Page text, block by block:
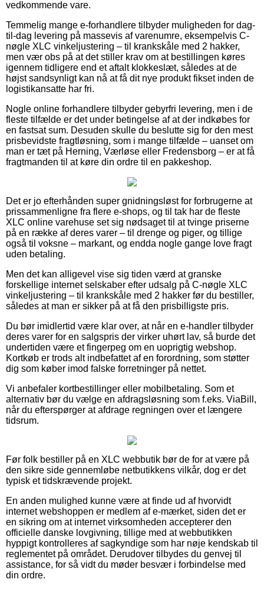
vedkommende vare.
Temmelig mange e-forhandlere tilbyder muligheden for dag-
til-dag levering på massevis af varenumre, eksempelvis C-
nøgle XLC vinkeljustering – til krankskåle med 2 hakker,
men vær obs på at det stiller krav om at bestillingen køres
igennem tidligere end et aftalt klokkeslæt, således at de
højst sandsynligt kan nå at få dit nye produkt fikset inden de
logistikansatte har fri.
Nogle online forhandlere tilbyder gebyrfri levering, men i de
fleste tilfælde er det under betingelse af at der indkøbes for
en fastsat sum. Desuden skulle du beslutte sig for den mest
prisbevidste fragtløsning, som i mange tilfælde – uanset om
man er tæt på Herning, Værløse eller Fredensborg – er at få
fragtmanden til at køre din ordre til en pakkeshop.
Det er jo efterhånden super gnidningsløst for forbrugerne at
prissammenligne fra flere e-shops, og til tak har de fleste
XLC online varehuse set sig nødsaget til at tvinge priserne
på en række af deres varer – til drenge og piger, og tillige
også til voksne – markant, og endda nogle gange love fragt
uden betaling.
Men det kan alligevel vise sig tiden værd at granske
forskellige internet selskaber efter udsalg på C-nøgle XLC
vinkeljustering – til krankskåle med 2 hakker før du bestiller,
således at man er sikker på at få den prisbilligste pris.
Du bør imidlertid være klar over, at når en e-handler tilbyder
deres varer for en salgspris der virker uhørt lav, så burde det
undertiden være et fingerpeg om en uoprigtig webshop.
Kortkøb er trods alt indbefattet af en forordning, som støtter
dig som køber imod falske forretninger på nettet.
Vi anbefaler kortbestillinger eller mobilbetaling. Som et
alternativ bør du vælge en afdragsløsning som f.eks. ViaBill,
når du efterspørger at afdrage regningen over et længere
tidsrum.
Før folk bestiller på en XLC webbutik bør de for at være på
den sikre side gennemløbe netbutikkens vilkår, dog er det
typisk et tidskrævende projekt.
En anden mulighed kunne være at finde ud af hvorvidt
internet webshoppen er medlem af e-mærket, siden det er
en sikring om at internet virksomheden accepterer den
officielle danske lovgivning, tillige med at webbutikken
hyppigt kontrolleres af sagkyndige som har nøje kendskab til
reglementet på området. Derudover tilbydes du genvej til
assistance, for så vidt du møder besvær i forbindelse med
din ordre.